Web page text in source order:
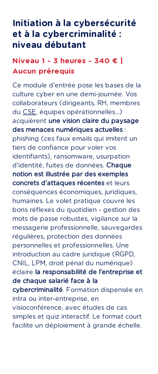
Initiation à la cybersécurité
et à la cybercriminalité :
niveau débutant
Niveau 1 - 3 heures - 340 € |
Aucun prérequis
Ce module d'entrée pose les bases de la
culture cyber en une demi-journée. Vos
collaborateurs (dirigeants, RH, membres
du CSE, équipes opérationnelles...)
acquièrent une vision claire du paysage
des menaces numériques actuelles :
phishing (ces faux emails qui imitent un
tiers de confiance pour voler vos
identifiants), ransomware, usurpation
d'identité, fuites de données. Chaque
notion est illustrée par des exemples
concrets d'attaques récenteset leurs
conséquences économiques, juridiques,
humaines. Le volet pratique couvre les
bons réflexes du quotidien - gestion des
mots de passe robustes, vigilance sur la
messagerie professionnelle, sauvegardes
régulières, protection des données
personnelles et professionnelles. Une
introduction au cadre juridique (RGPD,
CNIL, LPM, droit pénal du numérique)
éclaire la responsabilité de l'entreprise et
de chaque salarié face à la
cybercriminalité. Formation dispensée en
intra ou inter-entreprise, en
visioconférence, avec études de cas
simples et quiz interactif. Le format court
facilite un déploiement à grande échelle.